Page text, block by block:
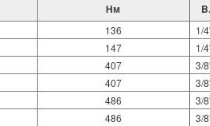
Нм
136 1/
147 1/
407 3/
407 3/
486 3/
486 3/